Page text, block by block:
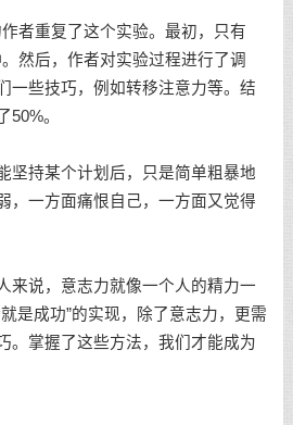
重复了这个实验。最初，只有
然后，作者对实验过程进行了调
一些技巧，例如转移注意力等。结
50%。
持某个计划后，只是简单粗暴地
，一方面痛恨自己，一方面又觉得
说，意志力就像一个人的精力一
是成功”的实现，除了意志力，更需
。掌握了这些方法，我们才能成为